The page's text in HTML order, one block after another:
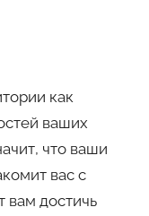
как
ваших
что ваши
вас с
вам достичь